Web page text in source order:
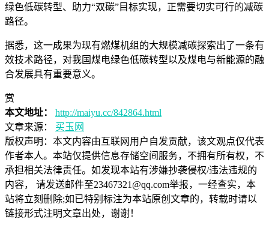
绿色低碳转型、助力“双碳”目标实现，正需要切实可行的减碳
路径。
据悉，这一成果为现有燃煤机组的大规模减碳探索出了一条有
效技术路径，对我国煤电绿色低碳转型以及煤电与新能源的融
合发展具有重要意义。
赏
本文地址：
http://maiyu.cc/842864.html
文章来源：
买玉网
版权声明： 本文内容由互联网用户自发贡献，该文观点仅代表
作者本人。本站仅提供信息存储空间服务，不拥有所有权，不
承担相关法律责任。如发现本站有涉嫌抄袭侵权/违法违规的
内容， 请发送邮件至23467321@qq.com举报，一经查实，本
站将立刻删除;如已特别标注为本站原创文章的，转载时请以
链接形式注明文章出处，谢谢！